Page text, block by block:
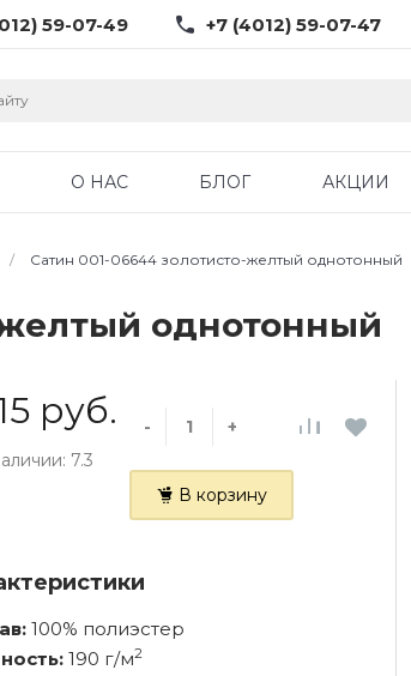
59-07-49 +7 (4012) 59-07-47
О НАС БЛОГ АКЦИИ
/ Сатин 001-06644 золотисто-желтый однотонный
однотонный
руб.
7.3
- +
В корзину
100% полиэстер
190 г/м2